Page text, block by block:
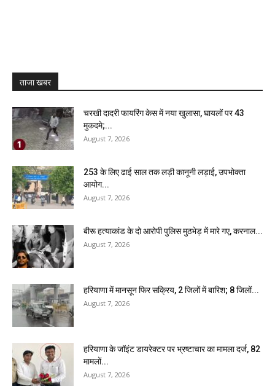
ताजा खबर
चरखी दादरी फायरिंग केस में नया खुलासा, घायलों पर 43
मुकदमे;...
August 7, 2026
₹253 के लिए ढाई साल तक लड़ी कानूनी लड़ाई, उपभोक्ता
आयोग...
August 7, 2026
बीरू हत्याकांड के दो आरोपी पुलिस मुठभेड़ में मारे गए, करनाल...
August 7, 2026
हरियाणा में मानसून फिर सक्रिय, 2 जिलों में बारिश; 8 जिलों...
August 7, 2026
हरियाणा के जॉइंट डायरेक्टर पर भ्रष्टाचार का मामला दर्ज, 82
मामलों...
August 7, 2026